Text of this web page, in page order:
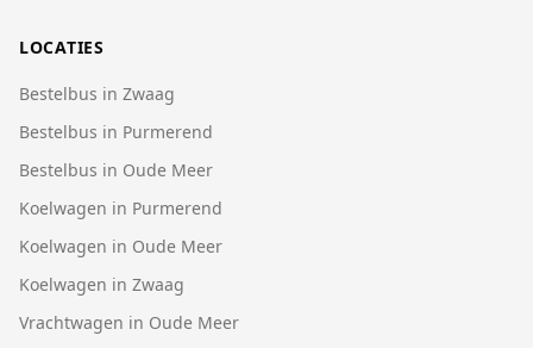
LOCATIES
Bestelbus in Zwaag
Bestelbus in Purmerend
Bestelbus in Oude Meer
Koelwagen in Purmerend
Koelwagen in Oude Meer
Koelwagen in Zwaag
Vrachtwagen in Oude Meer